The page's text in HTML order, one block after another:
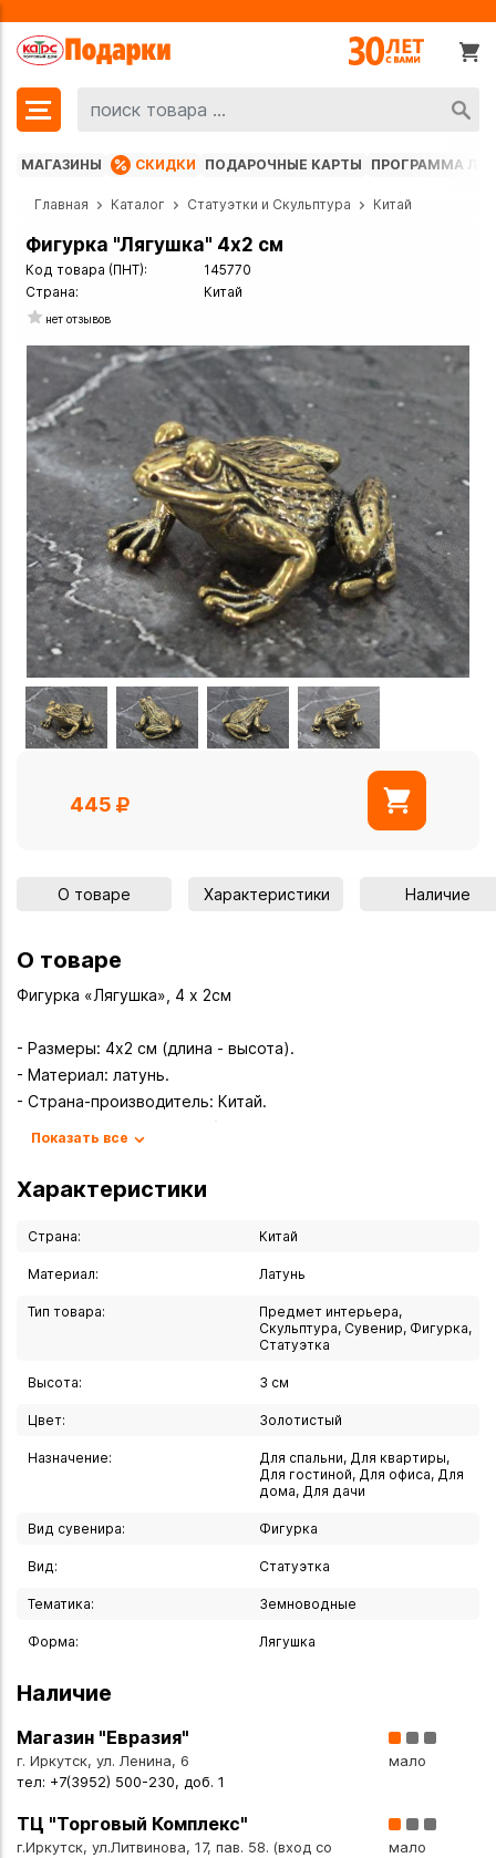
МАГАЗИНЫ СКИДКИ ПОДАРОЧНЫЕ КАРТЫ ПРОГРАММА
Главная Каталог Статуэтки и Скульптура Китай
Фигурка "Лягушка" 4х2 см
Код товара (ПНТ):
145770
Страна:
Китай
нет отзывов
445
О товаре Характеристики Наличие
О товаре
Фигурка «Лягушка», 4 х 2см
- Размеры: 4х2 см (длина - высота).
- Материал: латунь.
- Страна-производитель: Китай.
- Исполнение: ручная работа.
Почему стоит выбрать эту фигурку?
- Символическая ценность.
- В русской традиции лягушка — символ таинственности
- В китайской культуре она олицетворяет изобилие и
плодородие.
- Для многих людей фигурка служит оберегом: защищает
- Латунный сплав придаёт изделию благородный
золотистый оттенок и изысканный блеск.
любом пространстве: на полке, столе, подоконнике или в
- Ручная работа подчёркивает уникальность изделия.
аккуратном обращении.
Разместить фигурку можно:
близких.
- На рабочем столе — для вдохновения и гармонии.
- В прихожей — как приветственный акцент.
- В витрине или на подиуме — как коллекционный предмет.
Подарите себе или близким частичку мудрости и удачи —
Показать все
Характеристики
Страна: Китай
Материал: Латунь
Тип товара:
Предмет интерьера,
Скульптура, Сувенир, Фигурка,
Статуэтка
Высота: 3 см
Цвет: Золотистый
Назначение:
Для спальни, Для квартиры,
Для гостиной, Для офиса, Для
дома, Для дачи
Вид сувенира: Фигурка
Вид: Статуэтка
Тематика: Земноводные
Форма: Лягушка
Наличие
Магазин "Евразия"
г. Иркутск, ул. Ленина, 6
тел: +7(3952) 500-230, доб. 1
мало
ТЦ "Торговый Комплекс"
г.Иркутск, ул.Литвинова, 17, пав. 58. (вход со
мало